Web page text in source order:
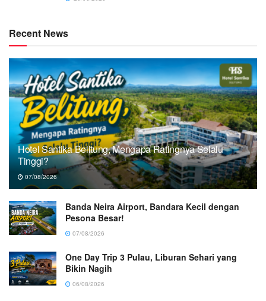
Recent News
Hotel Santika Belitung, Mengapa Ratingnya Selalu
Tinggi?
07/08/2026
Banda Neira Airport, Bandara Kecil dengan
Pesona Besar!
07/08/2026
One Day Trip 3 Pulau, Liburan Sehari yang
Bikin Nagih
06/08/2026